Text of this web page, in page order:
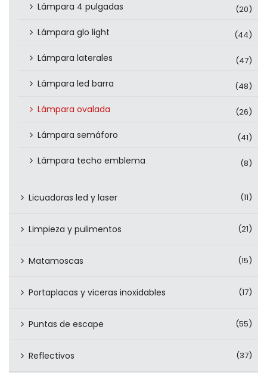
Lámpara 4 pulgadas (20)
Lámpara glo light (44)
Lámpara laterales (47)
Lámpara led barra (48)
Lámpara ovalada (26)
Lámpara semáforo (41)
Lámpara techo emblema (8)
Licuadoras led y laser (11)
Limpieza y pulimentos (21)
Matamoscas (15)
Portaplacas y viceras inoxidables (17)
Puntas de escape (55)
Reflectivos (37)